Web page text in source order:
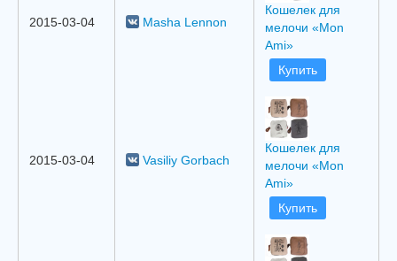
2015-03-04 Masha Lennon
Кошелек для
мелочи «Mon
Ami»
Купить
2015-03-04 Vasiliy Gorbach
Кошелек для
мелочи «Mon
Ami»
Купить